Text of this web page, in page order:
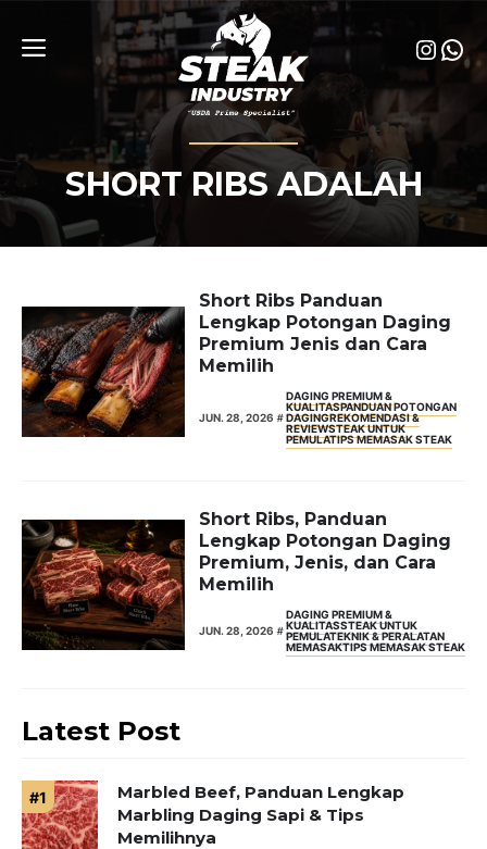
SHORT RIBS ADALAH
Short Ribs Panduan
Lengkap Potongan Daging
Premium Jenis dan Cara
Memilih
JUN. 28, 2026
DAGING PREMIUM &
KUALITASPANDUAN POTONGAN
DAGINGREKOMENDASI &
REVIEWSTEAK UNTUK
PEMULATIPS MEMASAK STEAK
Short Ribs, Panduan
Lengkap Potongan Daging
Premium, Jenis, dan Cara
Memilih
JUN. 28, 2026
DAGING PREMIUM &
KUALITASSTEAK UNTUK
PEMULATEKNIK & PERALATAN
MEMASAKTIPS MEMASAK STEAK
Latest Post
Marbled Beef, Panduan Lengkap
Marbling Daging Sapi & Tips
Memilihnya